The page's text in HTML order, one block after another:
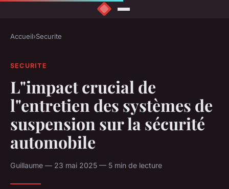
Accueil›Securite
SECURITE
L"impact crucial de
l"entretien des systèmes de
suspension sur la sécurité
automobile
Guillaume — 23 mai 2025 — 5 min de lecture